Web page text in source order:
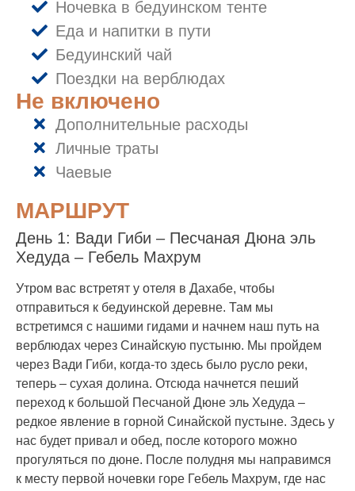
Ночевка в бедуинском тенте
Еда и напитки в пути
Бедуинский чай
Поездки на верблюдах
Не включено
Дополнительные расходы
Личные траты
Чаевые
МАРШРУТ
День 1: Вади Гиби – Песчаная Дюна эль
Хедуда – Гебель Махрум
Утром вас встретят у отеля в Дахабе, чтобы
отправиться к бедуинской деревне. Там мы
встретимся с нашими гидами и начнем наш путь на
верблюдах через Синайскую пустыню. Мы пройдем
через Вади Гиби, когда-то здесь было русло реки,
теперь – сухая долина. Отсюда начнется пеший
переход к большой Песчаной Дюне эль Хедуда –
редкое явление в горной Синайской пустыне. Здесь у
нас будет привал и обед, после которого можно
прогуляться по дюне. После полудня мы направимся
к месту первой ночевки горе Гебель Махрум, где нас